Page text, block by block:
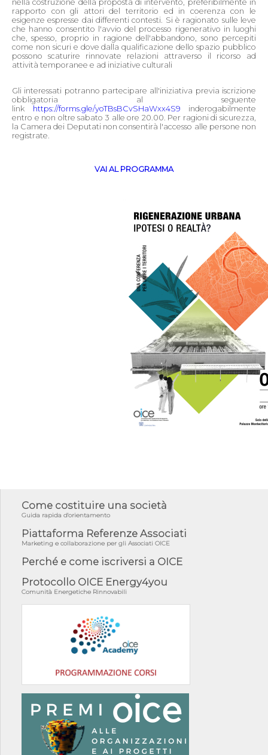
nella costruzione della proposta di intervento, preferibilmente in
rapporto con gli attori del territorio ed in coerenza con le
esigenze espresse dai differenti contesti. Si è ragionato sulle leve
che hanno consentito l'avvio del processo rigenerativo in luoghi
che, spesso, proprio in ragione dell'abbandono, sono percepiti
come non sicuri e dove dalla qualificazione dello spazio pubblico
possono scaturire rinnovate relazioni attraverso il ricorso ad
attività temporanee e ad iniziative culturali
Gli interessati potranno partecipare all'iniziativa previa iscrizione
obbligatoria al seguente
link https://forms.gle/yoTBsBCvSHaWxx4S9 inderogabilmente
entro e non oltre sabato 3 alle ore 20.00. Per ragioni di sicurezza,
la Camera dei Deputati non consentirà l'accesso alle persone non
registrate.
VAI AL PROGRAMMA
Come costituire una società
Guida rapida d'orientamento
Piattaforma Referenze Associati
Marketing e collaborazione per gli Associati OICE
Perché e come iscriversi a OICE
Protocollo OICE Energy4you
Comunità Energetiche Rinnovabili